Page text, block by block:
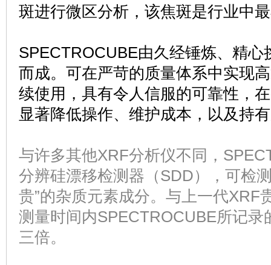
斑进行微区分析，该焦斑是行业中
SPECTROCUBE由久经锤炼、精心
而成。可在严苛的质量体系中实现
续使用，具有令人信服的可靠性，
显著降低操作、维护成本，以及持
与许多其他XRF分析仪不同，
分辨硅漂移检测器（SDD），可检
贵”的杂质元素成分。与上一代XRF
测量时间内SPECTROCUBE所记
三倍。